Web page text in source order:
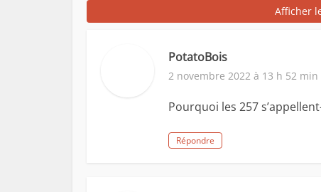
Afficher
PotatoBois
2 novembre 2022 à 13 h 52 min
Pourquoi les 257
Répondre